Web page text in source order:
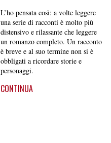
L’ho pensata così: a volte leggere
una serie di racconti è molto più
distensivo e rilassante che leggere
un romanzo completo. Un racconto
è breve e al suo termine non si è
obbligati a ricordare storie e
personaggi.
CONTINUA